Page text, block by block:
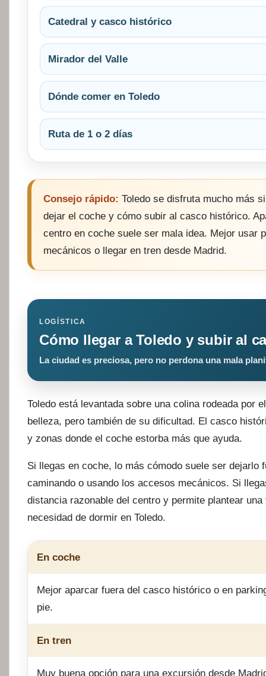
Catedral y casco histórico
Mirador del Valle
Dónde comer en Toledo
Ruta de 1 o 2 días
Consejo rápido: Toledo se disfruta mucho más
dejar el coche y cómo subir al casco histórico.
centro en coche suele ser mala idea. Mejor usar
mecánicos o llegar en tren desde Madrid.
LOGÍSTICA
Cómo llegar a Toledo y subir al
La ciudad es preciosa, pero no perdona una mala
Toledo está levantada sobre una colina rodeada por
belleza, pero también de su dificultad. El casco
y zonas donde el coche estorba más que ayuda.
Si llegas en coche, lo más cómodo suele ser dejarlo
caminando o usando los accesos mecánicos. Si
distancia razonable del centro y permite plantear
necesidad de dormir en Toledo.
En coche
Mejor aparcar fuera del casco histórico o en
pie.
En tren
Muy buena opción para una excursión desde